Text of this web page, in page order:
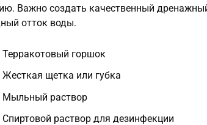
Важно создать качественный
отток воды.
Терракотовый горшок
Жесткая щетка или губка
Мыльный раствор
Спиртовой раствор для дезинфекции